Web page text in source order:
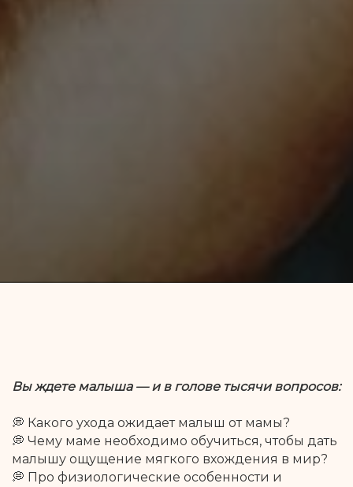
Вы ждете малыша — и в голове тысячи вопросов:
💭 Какого ухода ожидает малыш от мамы?
💭 Чему маме необходимо обучиться, чтобы дать
малышу ощущение мягкого вхождения в мир?
💭 Про физиологические особенности и